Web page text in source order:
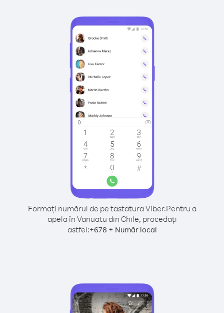
Formați numărul de pe tastatura Viber.Pentru a
apela în Vanuatu din Chile, procedați
astfel:+678 + Număr local